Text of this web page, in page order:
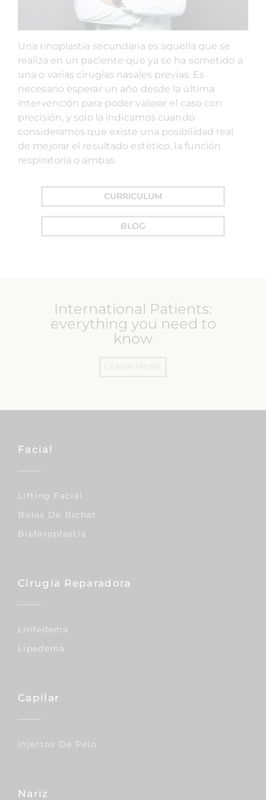
Una rinoplastia secundaria es aquella que se
realiza en un paciente que ya se ha sometido a
una o varias cirugías nasales previas. Es
necesario esperar un año desde la última
intervención para poder valorar el caso con
precisión, y solo la indicamos cuando
consideramos que existe una posibilidad real
de mejorar el resultado estético, la función
respiratoria o ambas.
CURRICULUM
BLOG
International Patients:
everything you need to
know
Facial
Lifting Facial
Bolas De Bichat
Blefaroplastia
Cirugía Reparadora
Linfedema
Lipedema
Capilar
Injertos De Pelo
Nariz